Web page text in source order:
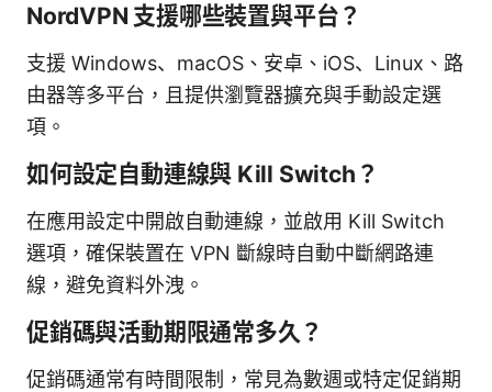
NordVPN 支援哪些裝置與平台？
支援 Windows、macOS、安卓、iOS、Linux、路
由器等多平台，且提供瀏覽器擴充與手動設定選
項。
如何設定自動連線與 Kill Switch？
在應用設定中開啟自動連線，並啟用 Kill Switch
選項，確保裝置在 VPN 斷線時自動中斷網路連
線，避免資料外洩。
促銷碼與活動期限通常多久？
促銷碼通常有時間限制，常見為數週或特定促銷期